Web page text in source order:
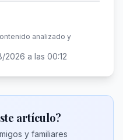
analizado y
2026 a las 00:12
artículo?
y familiares